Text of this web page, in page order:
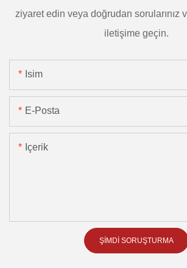
ziyaret edin veya doğrudan sorularınız
iletişime geçin.
Isim
E-Posta
Içerik
ŞIMDI SORUŞTURMA